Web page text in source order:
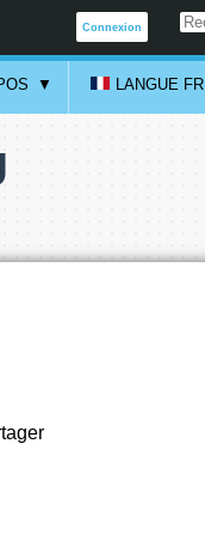
Connexion
LANGUE FR